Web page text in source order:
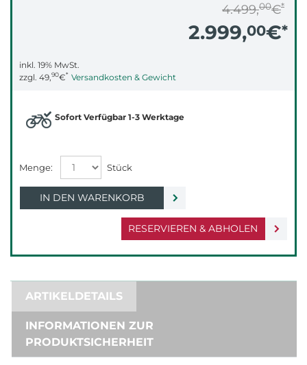
4.499,00€*
2.999,00€*
inkl. 19% MwSt.
zzgl. 49,90€* Versandkosten & Gewicht
RESERVIEREN & ABHOLEN
Sofort Verfügbar 1-3 Werktage
IN DEN WARENKORB
ARTIKELDETAILS
INFORMATIONEN ZUR
PRODUKTSICHERHEIT